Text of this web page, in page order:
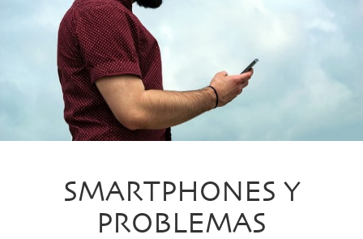
SMARTPHONES Y
PROBLEMAS